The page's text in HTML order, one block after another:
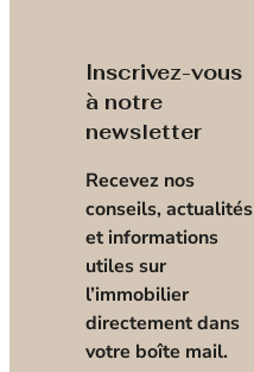
Inscrivez-vous
à notre
newsletter
Recevez nos
conseils, actualités
et informations
utiles sur
l’immobilier
directement dans
votre boîte mail.